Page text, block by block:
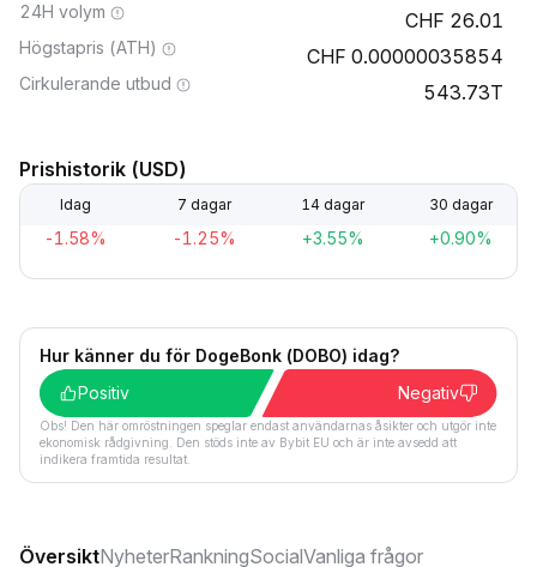
24H volym 26.01
Högstapris (ATH) 0.00000035854
Cirkulerande utbud 543.73T
Prishistorik (USD)
Idag 7 dagar 14 dagar 30 dagar
-1.58% -1.25% +3.55% +0.90%
Hur känner du för DogeBonk (DOBO) idag?
Positiv
Negativ
Obs! Den här omröstningen speglar endast användarnas åsikter och utgör inte
ekonomisk rådgivning. Den stöds inte av Bybit EU och är inte avsedd att
indikera framtida resultat.
ÖversiktNyheterRankningSocialVanliga frågor